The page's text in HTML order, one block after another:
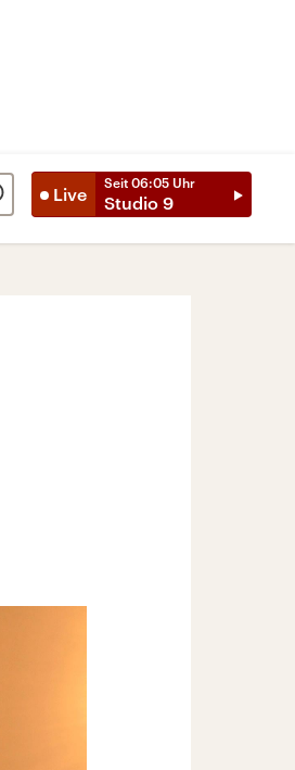
Live
Seit 06:05 Uhr
Studio 9